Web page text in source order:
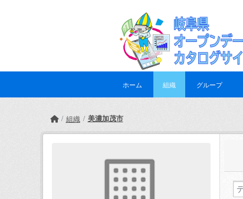
ホーム 組織 グループ
組織 美濃加茂市